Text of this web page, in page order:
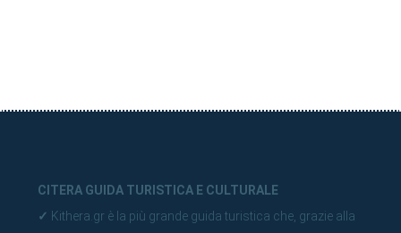
CITERA GUIDA TURISTICA E CULTURALE
✓ Kithera.gr è la più grande guida turistica che, grazie alla